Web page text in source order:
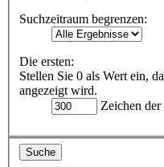
Suchzeitraum begrenzen:
Die ersten:
Stellen Sie 0 als Wert ein,
angezeigt wird.
Zeichen der